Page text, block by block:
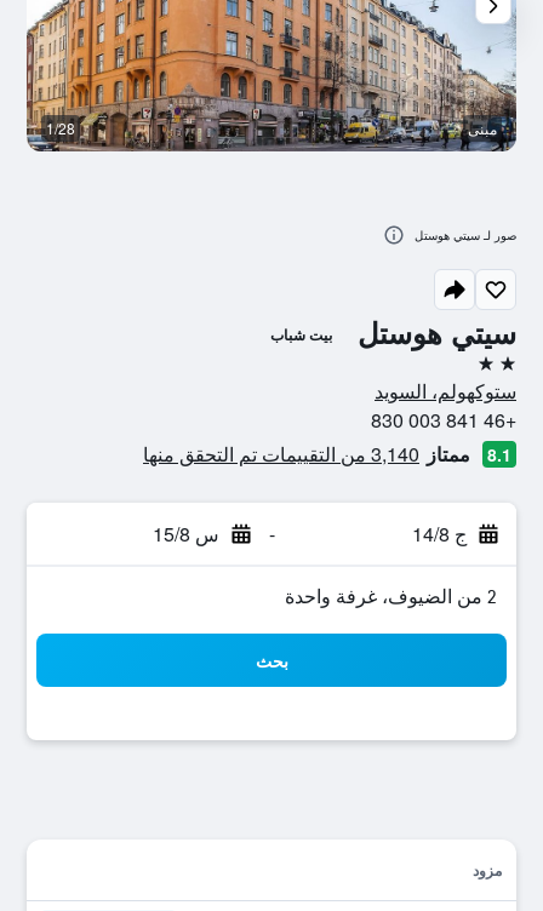
سيتي هوستل بيت شباب
2 نجمتين
ستوكهولم، السويد
+46 841 003 830
8.1 ممتاز 3,140 من التقييمات تم التحقق منها
ج 14/8 - س 15/8
2 من الضيوف، غرفة واحدة
بحث
مزود
مبنى 1/28
صور لـ سيتي هوستل